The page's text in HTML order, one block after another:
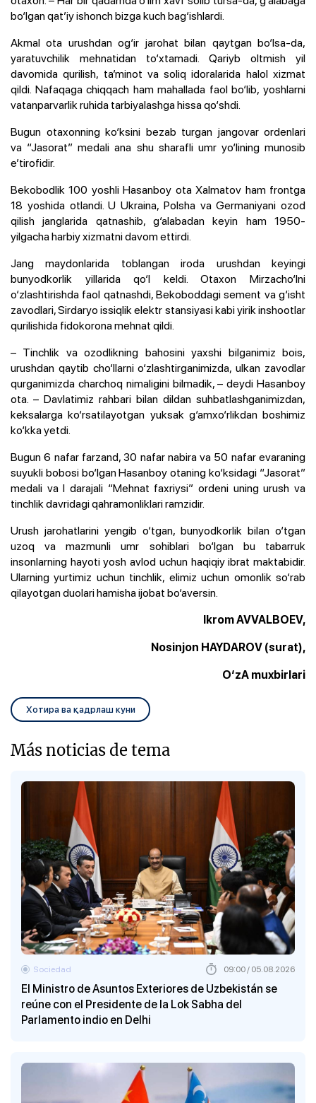
bo‘lgan qat’iy ishonch bizga kuch bag‘ishlardi.
Akmal ota urushdan og‘ir jarohat bilan qaytgan bo‘lsa-da,
yaratuvchilik mehnatidan to‘xtamadi. Qariyb oltmish yil
davomida qurilish, ta’minot va soliq idoralarida halol xizmat
qildi. Nafaqaga chiqqach ham mahallada faol bo‘lib, yoshlarni
vatanparvarlik ruhida tarbiyalashga hissa qo‘shdi.
Bugun otaxonning ko‘ksini bezab turgan jangovar ordenlari
va “Jasorat” medali ana shu sharafli umr yo‘lining munosib
e’tirofidir.
Bekobodlik 100 yoshli Hasanboy ota Xalmatov ham frontga
18 yoshida otlandi. U Ukraina, Polsha va Germaniyani ozod
qilish janglarida qatnashib, g‘alabadan keyin ham 1950-
yilgacha harbiy xizmatni davom ettirdi.
Jang maydonlarida toblangan iroda urushdan keyingi
bunyodkorlik yillarida qo‘l keldi. Otaxon Mirzacho‘lni
o‘zlashtirishda faol qatnashdi, Bekoboddagi sement va g‘isht
zavodlari, Sirdaryo issiqlik elektr stansiyasi kabi yirik inshootlar
qurilishida fidokorona mehnat qildi.
– Tinchlik va ozodlikning bahosini yaxshi bilganimiz bois,
urushdan qaytib cho‘llarni o‘zlashtirganimizda, ulkan zavodlar
qurganimizda charchoq nimaligini bilmadik, – deydi Hasanboy
ota. – Davlatimiz rahbari bilan dildan suhbatlashganimizdan,
keksalarga ko‘rsatilayotgan yuksak g‘amxo‘rlikdan boshimiz
ko‘kka yetdi.
Bugun 6 nafar farzand, 30 nafar nabira va 50 nafar evaraning
suyukli bobosi bo‘lgan Hasanboy otaning ko‘ksidagi “Jasorat”
medali va I darajali “Mehnat faxriysi” ordeni uning urush va
tinchlik davridagi qahramonliklari ramzidir.
Urush jarohatlarini yengib o‘tgan, bunyodkorlik bilan o‘tgan
uzoq va mazmunli umr sohiblari bo‘lgan bu tabarruk
insonlarning hayoti yosh avlod uchun haqiqiy ibrat maktabidir.
Ularning yurtimiz uchun tinchlik, elimiz uchun omonlik so‘rab
qilayotgan duolari hamisha ijobat bo‘aversin.
Ikrom AVVALBOEV,
Nosinjon HAYDAROV (surat),
O‘zA muxbirlari
Хотира ва қадрлаш куни
Más noticias de tema
El Ministro de Asuntos Exteriores de Uzbekistán se
reúne con el Presidente de la Lok Sabha del
Parlamento indio en Delhi
Sociedad 09:00 / 05.08.2026